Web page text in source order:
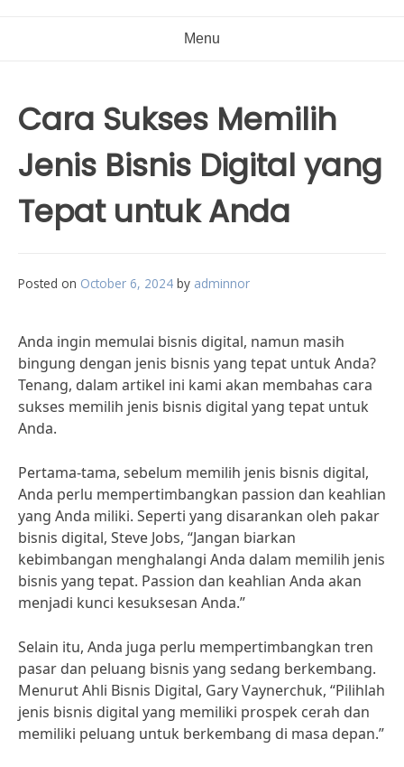
Menu
Cara Sukses Memilih
Jenis Bisnis Digital yang
Tepat untuk Anda
Posted on October 6, 2024 by adminnor
Anda ingin memulai bisnis digital, namun masih
bingung dengan jenis bisnis yang tepat untuk Anda?
Tenang, dalam artikel ini kami akan membahas cara
sukses memilih jenis bisnis digital yang tepat untuk
Anda.
Pertama-tama, sebelum memilih jenis bisnis digital,
Anda perlu mempertimbangkan passion dan keahlian
yang Anda miliki. Seperti yang disarankan oleh pakar
bisnis digital, Steve Jobs, “Jangan biarkan
kebimbangan menghalangi Anda dalam memilih jenis
bisnis yang tepat. Passion dan keahlian Anda akan
menjadi kunci kesuksesan Anda.”
Selain itu, Anda juga perlu mempertimbangkan tren
pasar dan peluang bisnis yang sedang berkembang.
Menurut Ahli Bisnis Digital, Gary Vaynerchuk, “Pilihlah
jenis bisnis digital yang memiliki prospek cerah dan
memiliki peluang untuk berkembang di masa depan.”